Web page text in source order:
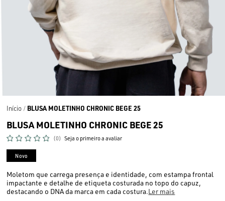
Início BLUSA MOLETINHO CHRONIC BEGE 25
BLUSA MOLETINHO CHRONIC BEGE 25
(0) Seja o primeiro a avaliar
Novo
Moletom que carrega presença e identidade, com estampa frontal
impactante e detalhe de etiqueta costurada no topo do capuz,
destacando o DNA da marca em cada costura.Ler mais